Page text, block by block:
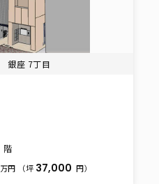
銀座 7丁目
階
万円 （坪 37,000 円）